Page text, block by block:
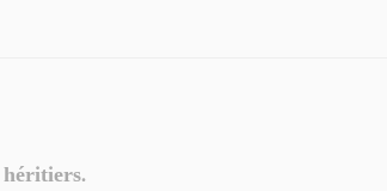
héritiers.